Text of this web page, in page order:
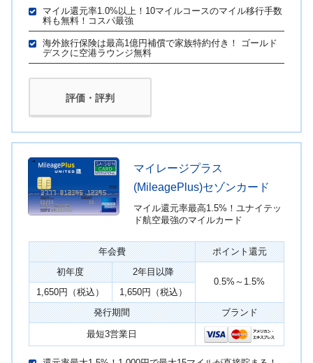
マイル還元率1.0%以上！10マイルコースのマイル移行手数
料も無料！コスパ最強
海外旅行保険は最高1億円補償で家族特約付き！ ゴールド
デスクに空港ラウンジ無料
評価・評判
マイレージプラス
(MileagePlus)セゾンカード
マイル還元率最高1.5%！ユナイテッ
ド航空最強のマイルカード
年会費
ポイント還元
初年度
2年目以降
0.5%～1.5%
1,650円（税込）
1,650円（税込）
発行期間
ブランド
最短3営業日